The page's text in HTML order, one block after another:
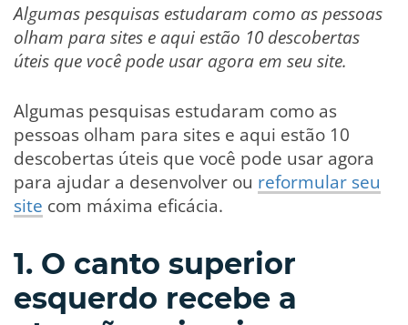
Algumas pesquisas estudaram como as pessoas
olham para sites e aqui estão 10 descobertas
úteis que você pode usar agora em seu site.
Algumas pesquisas estudaram como as
pessoas olham para sites e aqui estão 10
descobertas úteis que você pode usar agora
para ajudar a desenvolver ou reformular seu
site com máxima eficácia.
1. O canto superior
esquerdo recebe a